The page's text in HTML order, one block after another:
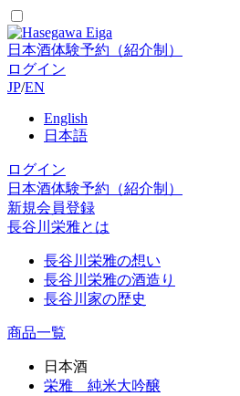
日本酒体験予約（紹介制）
ログイン
JP/EN
English
日本語
ログイン
日本酒体験予約（紹介制）
新規会員登録
長谷川栄雅とは
長谷川栄雅の想い
長谷川栄雅の酒造り
長谷川家の歴史
商品一覧
日本酒
栄雅 純米大吟醸